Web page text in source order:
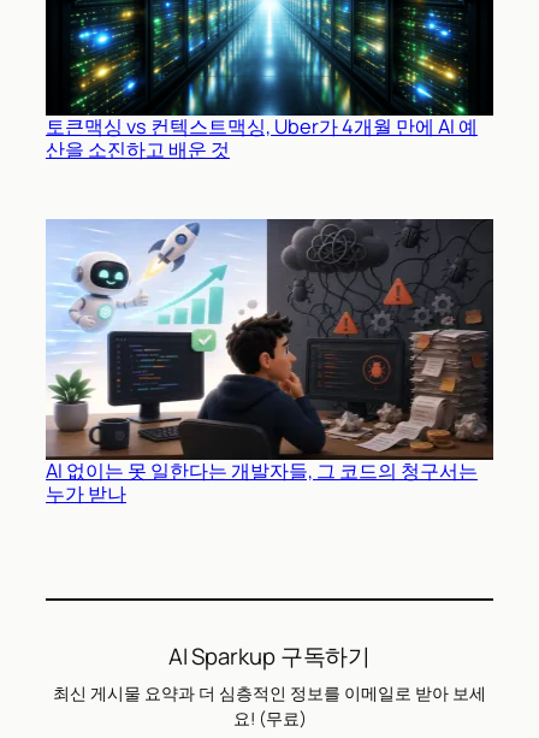
토큰맥싱 vs 컨텍스트맥싱, Uber가 4개월 만에 AI 예
산을 소진하고 배운 것
AI 없이는 못 일한다는 개발자들, 그 코드의 청구서는
누가 받나
AI Sparkup 구독하기
최신 게시물 요약과 더 심층적인 정보를 이메일로 받아 보세
요! (무료)